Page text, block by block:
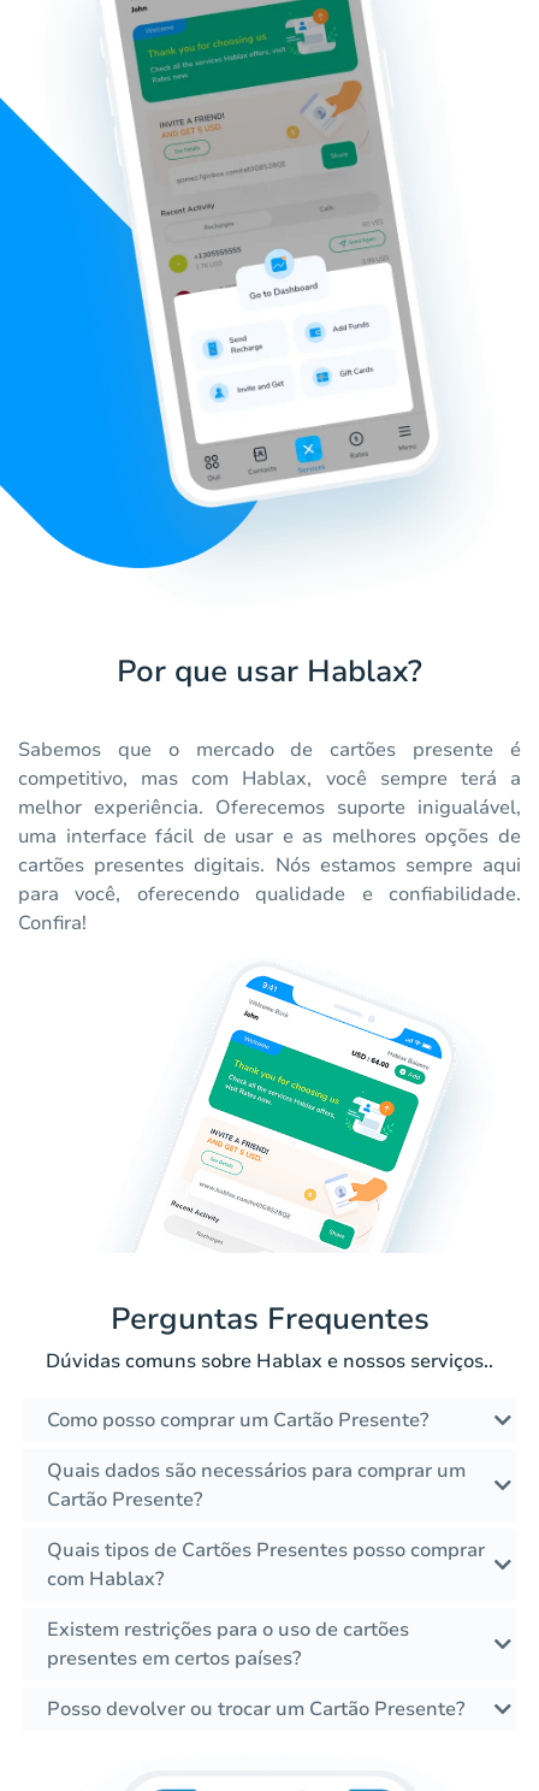
Por que usar Hablax?
Sabemos que o mercado de cartões presente é
competitivo, mas com Hablax, você sempre terá a
melhor experiência. Oferecemos suporte inigualável,
uma interface fácil de usar e as melhores opções de
cartões presentes digitais. Nós estamos sempre aqui
para você, oferecendo qualidade e confiabilidade.
Confira!
Perguntas Frequentes
Dúvidas comuns sobre Hablax e nossos serviços..
Como posso comprar um Cartão Presente?
Quais dados são necessários para comprar um
Cartão Presente?
Quais tipos de Cartões Presentes posso comprar
com Hablax?
Existem restrições para o uso de cartões
presentes em certos países?
Posso devolver ou trocar um Cartão Presente?